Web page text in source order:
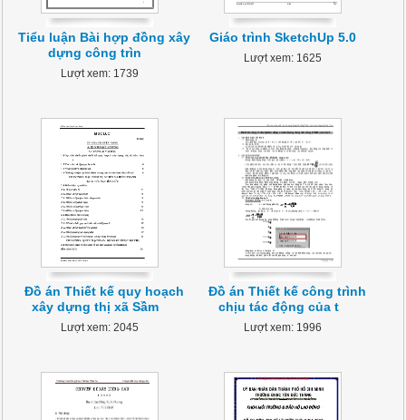
Tiểu luận Bài hợp đồng xây
dựng công trìn
Lượt xem: 1739
Giáo trình SketchUp 5.0
Lượt xem: 1625
Đồ án Thiết kế quy hoạch
xây dựng thị xã Sầm
Lượt xem: 2045
Đồ án Thiết kế công trình
chịu tác động của t
Lượt xem: 1996